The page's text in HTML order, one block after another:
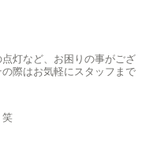
灯など、お困りの事がござ
際はお気軽にスタッフまで
笑